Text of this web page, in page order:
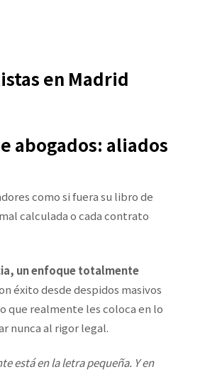
en Madrid
abogados: aliados
como si fuera su libro de
calculada o cada contrato
un enfoque totalmente
éxito desde despidos masivos
que realmente les coloca en lo
nunca al rigor legal.
está en la letra pequeña. Y en